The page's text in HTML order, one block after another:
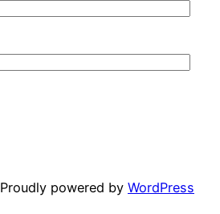
Proudly powered by WordPress